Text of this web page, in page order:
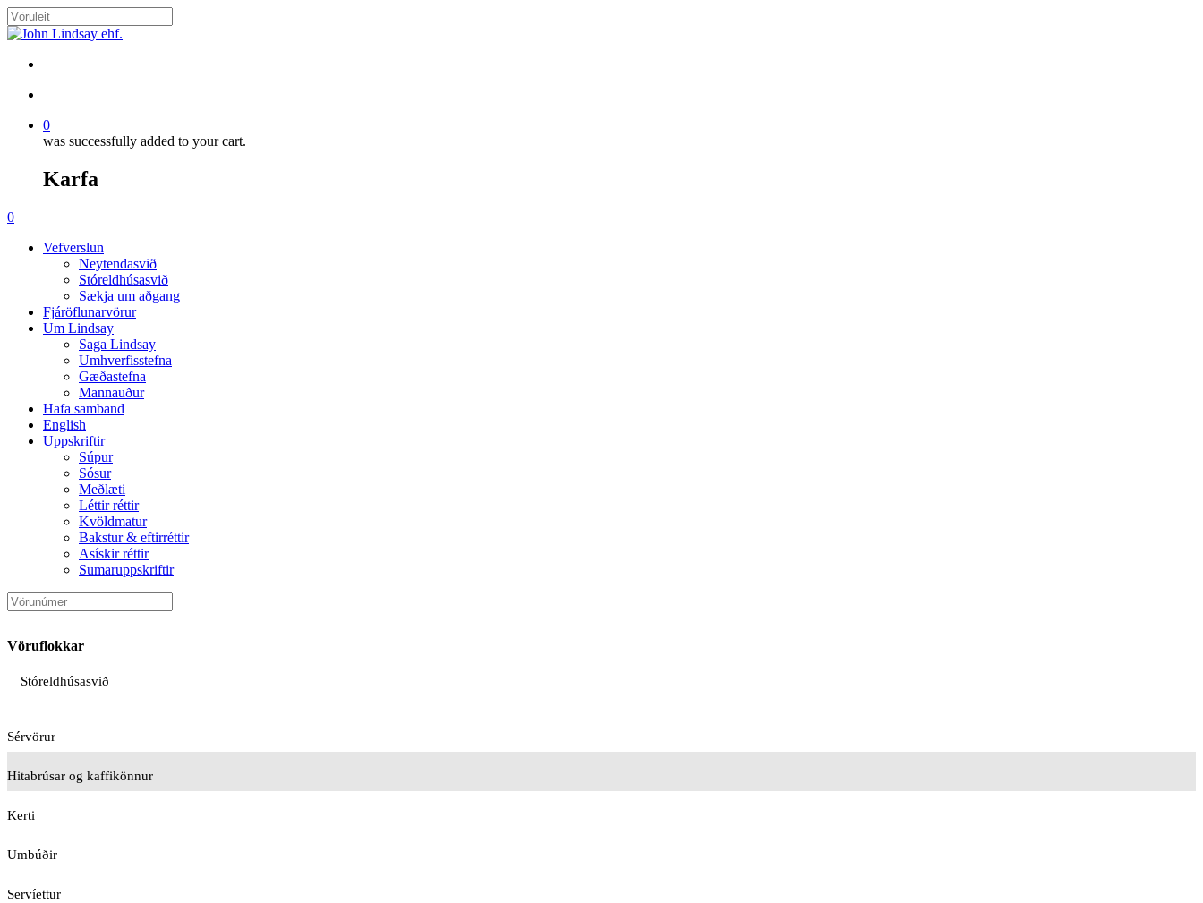
Skip
to
content
Close
0
was successfully added to your cart.
Karfa
Menu
search
account
0
Vefverslun
Neytendasvið
Stóreldhúsasvið
Sækja um aðgang
Fjáröflunarvörur
Um Lindsay
Saga Lindsay
Umhverfisstefna
Gæðastefna
Mannauður
Hafa samband
English
Uppskriftir
Súpur
Sósur
Meðlæti
Léttir réttir
Kvöldmatur
Bakstur & eftirréttir
Asískir réttir
Sumaruppskriftir
Vöruflokkar
Stóreldhúsasvið
Sérvörur
Hitabrúsar og kaffikönnur
Kerti
Umbúðir
Servíettur